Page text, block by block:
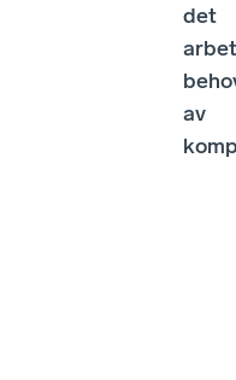
det
av